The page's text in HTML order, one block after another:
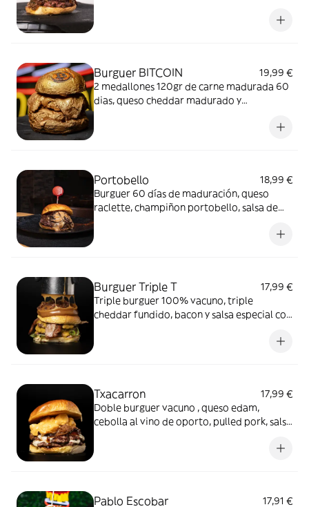
Burguer BITCOIN
19,99 €
2 medallones 120gr de carne madurada 60
dias, queso cheddar madurado y
cocacola, salsa bukele ( spicy mayo casera),
Portobello
18,99 €
Burguer 60 días de maduración, queso
raclette, champiñon portobello, salsa de
envuelta en mermelada de tomate. Incluye
Burguer Triple T
17,99 €
Triple burguer 100% vacuno, triple
cheddar fundido, bacon y salsa especial con
Txacarron
17,99 €
Doble burguer vacuno , queso edam,
cebolla al vino de oporto, pulled pork, salsa
Pablo Escobar 17,91 €